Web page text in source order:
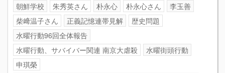
朝鮮学校
朱秀英さん 朴永心 朴永心さん
李玉善
柴﨑温子さん
正義記憶連帯見解
歴史問題
水曜行動96回全体報告
水曜行動、サバイバー関連 南京大虐殺
水曜街頭行動
申琪榮